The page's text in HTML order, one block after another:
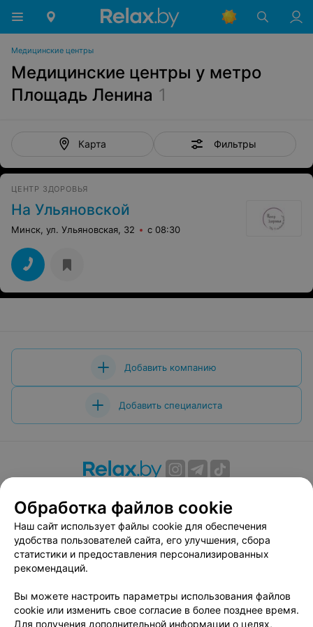
Медицинские центры
Медицинские центры у метро
Площадь Ленина 1
Карта Фильтры
ЦЕНТР ЗДОРОВЬЯ
На Ульяновской
Минск, ул. Ульяновская, 32 с 08:30
Добавить компанию
Добавить специалиста
Вакансии
Публичный договор
Способы оплаты
Публичный договор по использованию сервиса
«Афиша»
Пользовательское соглашение
Связаться по вопросам сотрудничества
Написать руководителю relax.by
Обработка файлов cookie
Наш сайт использует файлы cookie для обеспечения
удобства пользователей сайта, его улучшения, сбора
статистики и предоставления персонализированных
рекомендаций.
Вы можете настроить параметры использования файлов
cookie или изменить свое согласие в более позднее время.
Для получения дополнительной информации о целях,